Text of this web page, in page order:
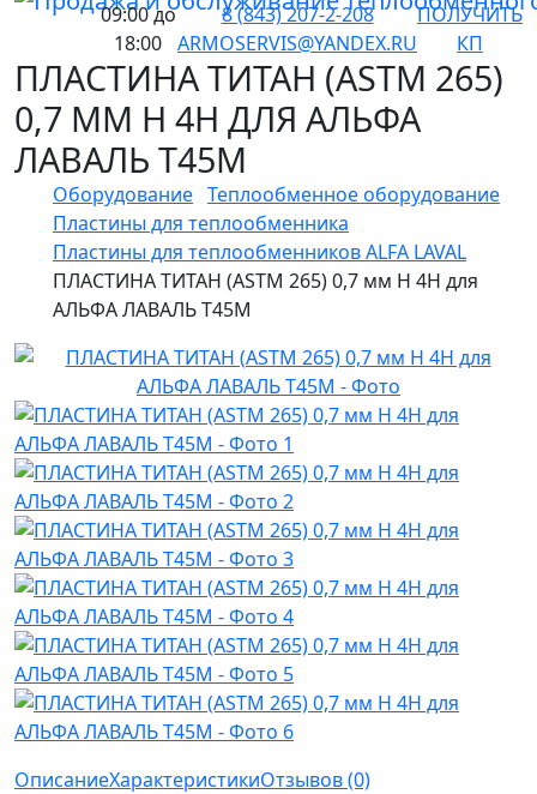
09:00 до
18:00
8 (843) 207-2-208
ARMOSERVIS@YANDEX.RU
ПОЛУЧИТЬ
КП
ПЛАСТИНА ТИТАН (ASTM 265)
0,7 ММ H 4H ДЛЯ АЛЬФА
ЛАВАЛЬ T45M
Оборудование Теплообменное оборудование
Пластины для теплообменника
Пластины для теплообменников ALFA LAVAL
ПЛАСТИНА ТИТАН (ASTM 265) 0,7 мм H 4H для
АЛЬФА ЛАВАЛЬ T45M
ОписаниеХарактеристикиОтзывов (0)